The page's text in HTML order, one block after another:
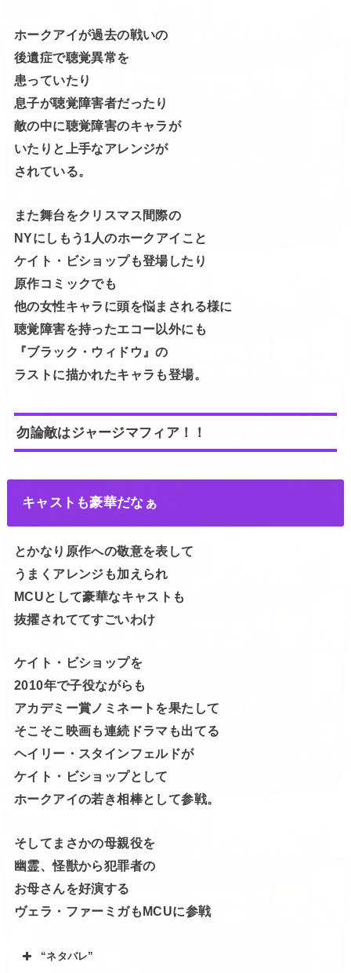
ホークアイが過去の戦いの
後遺症で聴覚異常を
患っていたり
息子が聴覚障害者だったり
敵の中に聴覚障害のキャラが
いたりと上手なアレンジが
されている。
また舞台をクリスマス間際の
NYにしもう1人のホークアイこと
ケイト・ビショップも登場したり
原作コミックでも
他の女性キャラに頭を悩まされる様に
聴覚障害を持ったエコー以外にも
『ブラック・ウィドウ』の
ラストに描かれたキャラも登場。
勿論敵はジャージマフィア！！
キャストも豪華だなぁ
とかなり原作への敬意を表して
うまくアレンジも加えられ
MCUとして豪華なキャストも
抜擢されててすごいわけ
ケイト・ビショップを
2010年で子役ながらも
アカデミー賞ノミネートを果たして
そこそこ映画も連続ドラマも出てる
ヘイリー・スタインフェルドが
ケイト・ビショップとして
ホークアイの若き相棒として参戦。
そしてまさかの母親役を
幽霊、怪獣から犯罪者の
お母さんを好演する
ヴェラ・ファーミガもMCUに参戦
“ネタバレ”